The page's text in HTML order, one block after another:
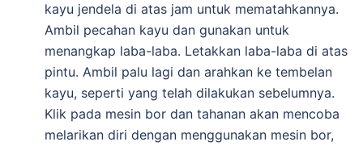
kayu jendela di atas jam untuk mematahkannya.
Ambil pecahan kayu dan gunakan untuk
menangkap laba-laba. Letakkan laba-laba di atas
pintu. Ambil palu lagi dan arahkan ke tembelan
kayu, seperti yang telah dilakukan sebelumnya.
Klik pada mesin bor dan tahanan akan mencoba
melarikan diri dengan menggunakan mesin bor,